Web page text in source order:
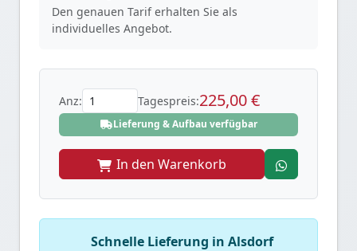
Den genauen Tarif erhalten Sie als
individuelles Angebot.
Anz: Tagespreis:225,00 €
Lieferung & Aufbau verfügbar
In den Warenkorb
Schnelle Lieferung in Alsdorf